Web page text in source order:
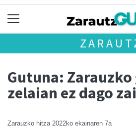
Gutuna:
zelaian ez dago
Zarauzko hitza 2022ko ekainaren 7a